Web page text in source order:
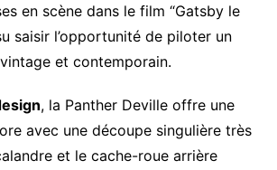
en scène dans le film “Gatsby le
saisir l’opportunité de piloter un
et contemporain.
, la Panther Deville offre une
avec une découpe singulière très
et le cache-roue arrière